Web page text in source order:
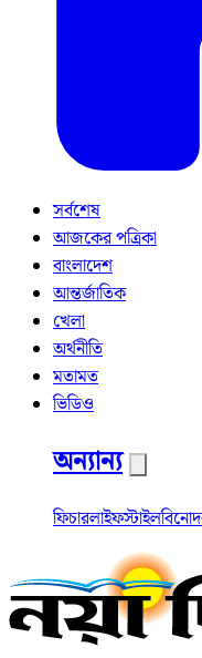
সর্বশেষ
আজকের পত্রিকা
বাংলাদেশ
আন্তর্জাতিক
খেলা
অর্থনীতি
মতামত
ভিডিও
অন্যান্য
ফিচারলাইফস্টাইল